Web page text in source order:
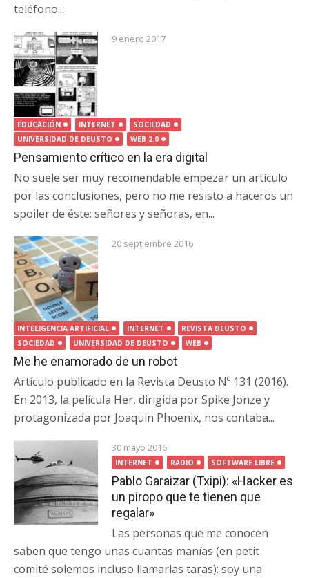
teléfono...
9 enero 2017
EDUCACIÓN INTERNET
SOCIEDAD
UNIVERSIDAD DE DEUSTO
WEB 2.0
Pensamiento crítico en la era digital
No suele ser muy recomendable empezar un artículo
por las conclusiones, pero no me resisto a haceros un
spoiler de éste: señores y señoras, en...
20 septiembre 2016
INTELIGENCIA ARTIFICIAL INTERNET
REVISTA DEUSTO
SOCIEDAD
UNIVERSIDAD DE DEUSTO WEB
Me he enamorado de un robot
Artículo publicado en la Revista Deusto Nº 131 (2016).
En 2013, la película Her, dirigida por Spike Jonze y
protagonizada por Joaquin Phoenix, nos contaba...
30 mayo 2016
INTERNET RADIO SOFTWARE LIBRE
Pablo Garaizar (Txipi): «Hacker es
un piropo que te tienen que
regalar»
Las personas que me conocen
saben que tengo unas cuantas manías (en petit
comité solemos incluso llamarlas taras): soy una